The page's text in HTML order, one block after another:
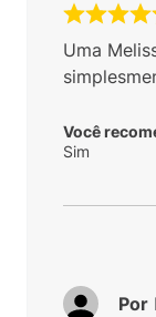
Uma
Você
Sim
Por